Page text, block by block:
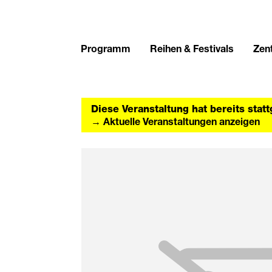
Programm Reihen & Festivals
Diese Veranstaltung hat bereits
→ Aktuelle Veranstaltungen anzeigen